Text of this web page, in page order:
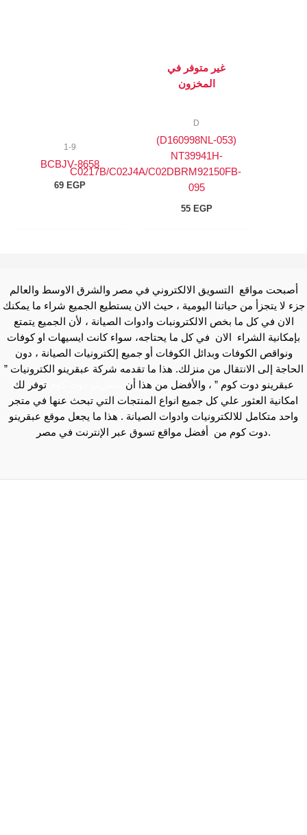
غير متوفر في
المخزون
D
(D160998NL-053)
NT39941H-
C0217B/C02J4A/C02DBRM92150FB-
095
55 EGP
1-9
8658-BCBJV
69 EGP
أصبحت مواقع التسويق الالكتروني في مصر والشرق الاوسط والعالم
جزء لا يتجزأ من حياتنا اليومية ، حيث الان يستطيع الجميع شراء ما يمكنك
الان في كل ما بخص الالكترونبات وادوات الصيانة ، لأن الجميع يتمتع
بإمكانية الشراء الان في كل ما يحتاجه، سواء كانت ايسيهات او كوفات
ونواقص الكوفات وبدائل الكوفات أو جميع إلكترونيات الصيانة ، دون
الحاجة إلى الانتقال من منزلك. هذا ما تقدمه شركة عبقرينو الكترونيات ”
عبقرينو دوت كوم ” ، والأفضل من هذا أن
توفر لك
امكانية العثور علي كل جميع انواع المنتجات التي تبحث عنها في متجر
واحد متكامل للالكترونيات وادوات الصيانة . هذا ما يجعل موقع عبقرينو
دوت كوم من أفضل مواقع تسوق عبر الإنترنت في مصر.